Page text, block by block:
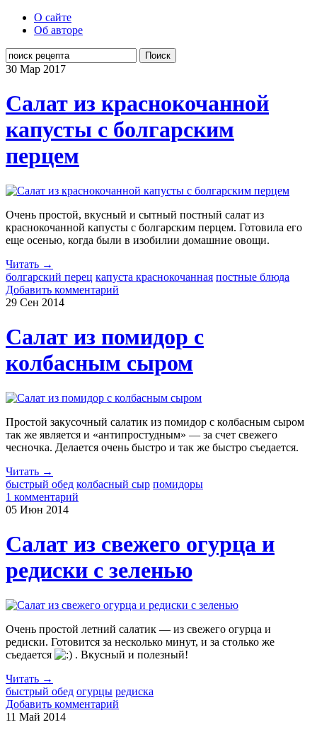
О сайте
Об авторе
Поиск
30 Мар 2017
Салат из краснокочанной
капусты с болгарским
перцем
Очень простой, вкусный и сытный постный салат из
краснокочанной капусты с болгарским перцем. Готовила его
еще осенью, когда были в изобилии домашние овощи.
Читать →
болгарский перец капуста краснокочанная постные блюда
Добавить комментарий
29 Сен 2014
Салат из помидор с
колбасным сыром
Простой закусочный салатик из помидор с колбасным сыром
так же является и «антипростудным» — за счет свежего
чесночка. Делается очень быстро и так же быстро съедается.
Читать →
быстрый обед колбасный сыр помидоры
1 комментарий
05 Июн 2014
Салат из свежего огурца и
редиски с зеленью
Очень простой летний салатик — из свежего огурца и
редиски. Готовится за несколько минут, и за столько же
съедается
. Вкусный и полезный!
Читать →
быстрый обед огурцы редиска
Добавить комментарий
11 Май 2014